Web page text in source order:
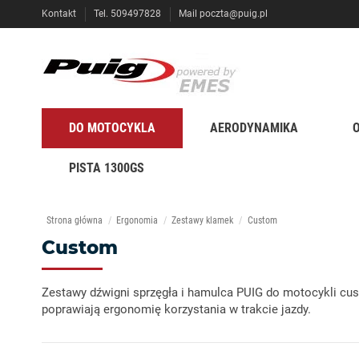
Kontakt Tel. 509497828 Mail poczta@puig.pl
DO MOTOCYKLA AERODYNAMIKA
PISTA 1300GS
Strona główna Ergonomia Zestawy klamek Custom
Custom
Zestawy dźwigni sprzęgła i hamulca PUIG do motocykli
poprawiają ergonomię korzystania w trakcie jazdy.